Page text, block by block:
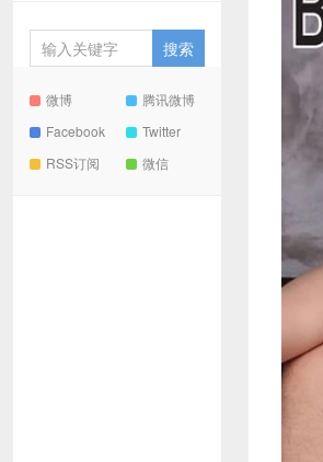
微博
腾讯微博
Facebook
Twitter
RSS订阅
微信